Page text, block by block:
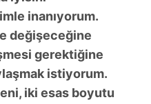
inanıyorum.
değişeceğine
gerektiğine
istiyorum.
iki esas boyutu